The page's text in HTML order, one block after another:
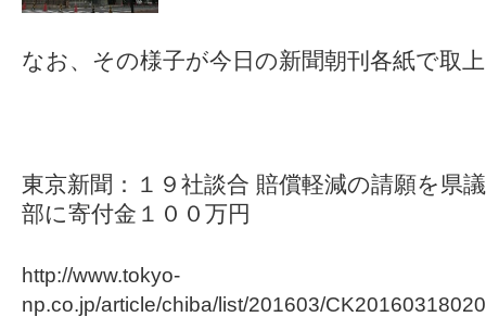
なお、その様子が今日の新聞朝刊各紙で取
東京新聞：１９社談合 賠償軽減の請願を県
部に寄付金１００万円
http://www.tokyo-
np.co.jp/article/chiba/list/201603/